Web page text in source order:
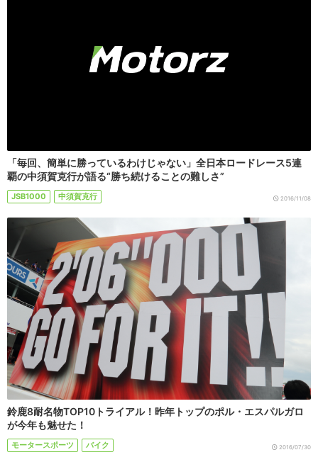
「毎回、簡単に勝っているわけじゃない」全日本ロードレース5連
覇の中須賀克行が語る“勝ち続けることの難しさ”
JSB1000 中須賀克行 2016/11/08
鈴鹿8耐名物TOP10トライアル！昨年トップのポル・エスパルガロ
が今年も魅せた！
モータースポーツ バイク 2016/07/30